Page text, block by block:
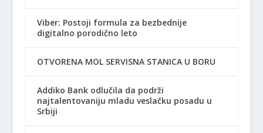
Viber: Postoji formula za bezbednije
digitalno porodično leto
OTVORENA MOL SERVISNA STANICA U BORU
Addiko Bank odlučila da podrži
najtalentovaniju mladu veslačku posadu u
Srbiji